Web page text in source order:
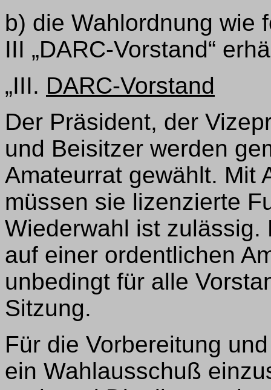
b) die Wahlordnung wie
III „DARC-Vorstand“
„III. DARC-Vorstand
Der Präsident, der
und Beisitzer werden
Amateurrat gewählt. Mit
müssen sie lizenzierte
Wiederwahl ist
auf einer ordentlichen
unbedingt für alle
Sitzung.
Für die Vorbereitung
ein Wahlausschuß